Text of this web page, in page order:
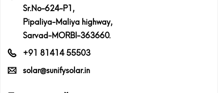
Sr.No-624-P1,
Pipaliya-Maliya highway,
Sarvad-MORBI-363660.
+91 81414 55503
solar@sunifysolar.in